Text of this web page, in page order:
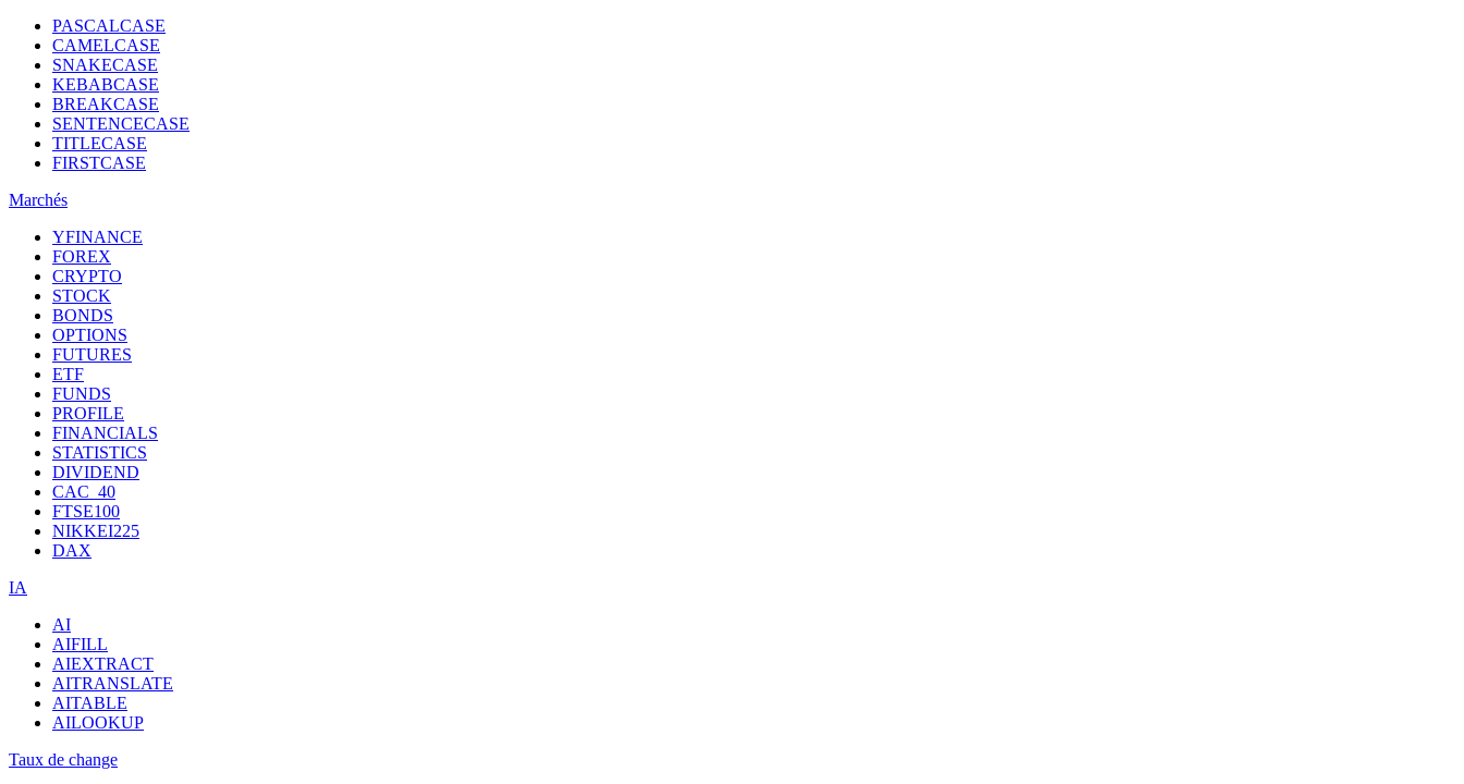
PASCALCASE
CAMELCASE
SNAKECASE
KEBABCASE
BREAKCASE
SENTENCECASE
TITLECASE
FIRSTCASE
Marchés
YFINANCE
FOREX
CRYPTO
STOCK
BONDS
OPTIONS
FUTURES
ETF
FUNDS
PROFILE
FINANCIALS
STATISTICS
DIVIDEND
CAC_40
FTSE100
NIKKEI225
DAX
IA
AI
AIFILL
AIEXTRACT
AITRANSLATE
AITABLE
AILOOKUP
Taux de change